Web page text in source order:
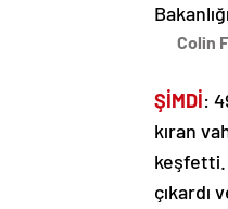
Colin
ŞİMDİ:
kıran
keşfetti.
çıkardı